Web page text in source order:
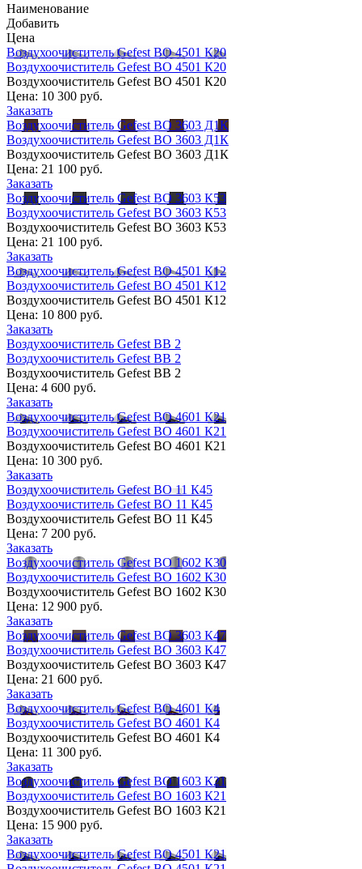
Наименование
Добавить
Цена
Воздухоочиститель Gefest ВО 4501 К20
Воздухоочиститель Gefest ВО 4501 К20
Воздухоочиститель Gefest ВО 4501 К20
Цена: 10 300 руб.
Заказать
Воздухоочиститель Gefest ВО 3603 Д1К
Воздухоочиститель Gefest ВО 3603 Д1К
Воздухоочиститель Gefest ВО 3603 Д1К
Цена: 21 100 руб.
Заказать
Воздухоочиститель Gefest ВО 3603 К53
Воздухоочиститель Gefest ВО 3603 К53
Воздухоочиститель Gefest ВО 3603 К53
Цена: 21 100 руб.
Заказать
Воздухоочиститель Gefest ВО 4501 К12
Воздухоочиститель Gefest ВО 4501 К12
Воздухоочиститель Gefest ВО 4501 К12
Цена: 10 800 руб.
Заказать
Воздухоочиститель Gefest ВВ 2
Воздухоочиститель Gefest ВВ 2
Воздухоочиститель Gefest ВВ 2
Цена: 4 600 руб.
Заказать
Воздухоочиститель Gefest ВО 4601 К21
Воздухоочиститель Gefest ВО 4601 К21
Воздухоочиститель Gefest ВО 4601 К21
Цена: 10 300 руб.
Заказать
Воздухоочиститель Gefest ВО 11 К45
Воздухоочиститель Gefest ВО 11 К45
Воздухоочиститель Gefest ВО 11 К45
Цена: 7 200 руб.
Заказать
Воздухоочиститель Gefest ВО 1602 К30
Воздухоочиститель Gefest ВО 1602 К30
Воздухоочиститель Gefest ВО 1602 К30
Цена: 12 900 руб.
Заказать
Воздухоочиститель Gefest ВО 3603 К47
Воздухоочиститель Gefest ВО 3603 К47
Воздухоочиститель Gefest ВО 3603 К47
Цена: 21 600 руб.
Заказать
Воздухоочиститель Gefest ВО 4601 К4
Воздухоочиститель Gefest ВО 4601 К4
Воздухоочиститель Gefest ВО 4601 К4
Цена: 11 300 руб.
Заказать
Воздухоочиститель Gefest ВО 1603 К21
Воздухоочиститель Gefest ВО 1603 К21
Воздухоочиститель Gefest ВО 1603 К21
Цена: 15 900 руб.
Заказать
Воздухоочиститель Gefest ВО 4501 К21